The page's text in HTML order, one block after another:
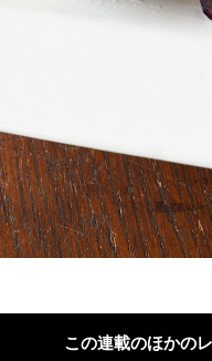
この連載のほかの